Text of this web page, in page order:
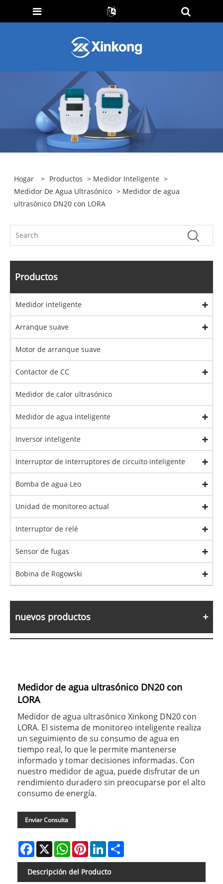
Hogar > Productos > Medidor Inteligente >
Medidor De Agua Ultrasónico > Medidor de agua
ultrasónico DN20 con LORA
Productos
Medidor inteligente
Arranque suave
Motor de arranque suave
Contactor de CC
Medidor de calor ultrasónico
Medidor de agua inteligente
Inversor inteligente
Interruptor de interruptores de circuito inteligente
Bomba de agua Leo
Unidad de monitoreo actual
Interruptor de relé
Sensor de fugas
Bobina de Rogowski
nuevos productos
Medidor de agua ultrasónico DN20 con
LORA
Medidor de agua ultrasónico Xinkong DN20 con
LORA. El sistema de monitoreo inteligente realiza
un seguimiento de su consumo de agua en
tiempo real, lo que le permite mantenerse
informado y tomar decisiones informadas. Con
nuestro medidor de agua, puede disfrutar de un
rendimiento duradero sin preocuparse por el alto
consumo de energía.
Enviar Consulta
Facebook
X WhatsAppPinterestLinkedIn
Descripción del Producto